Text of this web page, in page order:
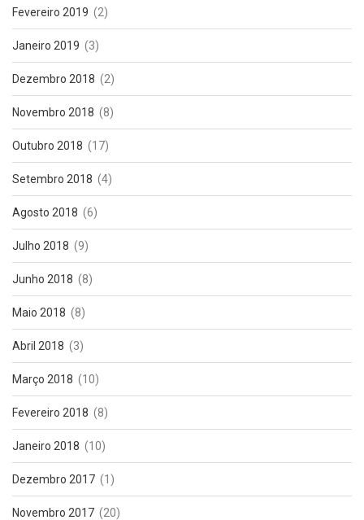
Fevereiro 2019 (2)
Janeiro 2019 (3)
Dezembro 2018 (2)
Novembro 2018 (8)
Outubro 2018 (17)
Setembro 2018 (4)
Agosto 2018 (6)
Julho 2018 (9)
Junho 2018 (8)
Maio 2018 (8)
Abril 2018 (3)
Março 2018 (10)
Fevereiro 2018 (8)
Janeiro 2018 (10)
Dezembro 2017 (1)
Novembro 2017 (20)